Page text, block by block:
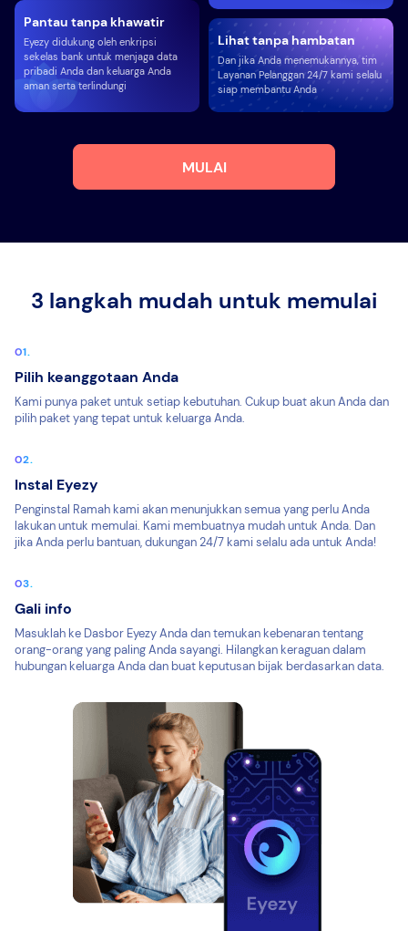
Pantau tanpa khawatir
Eyezy didukung oleh enkripsi
sekelas bank untuk menjaga data
pribadi Anda dan keluarga Anda
aman serta terlindungi
Lihat tanpa hambatan
Dan jika Anda menemukannya, tim
Layanan Pelanggan 24/7 kami selalu
siap membantu Anda
MULAI
3 langkah mudah untuk memulai
Pilih keanggotaan Anda
Kami punya paket untuk setiap kebutuhan. Cukup buat akun Anda dan
pilih paket yang tepat untuk keluarga Anda.
Instal Eyezy
Penginstal Ramah kami akan menunjukkan semua yang perlu Anda
lakukan untuk memulai. Kami membuatnya mudah untuk Anda. Dan
jika Anda perlu bantuan, dukungan 24/7 kami selalu ada untuk Anda!
Gali info
Masuklah ke Dasbor Eyezy Anda dan temukan kebenaran tentang
orang-orang yang paling Anda sayangi. Hilangkan keraguan dalam
hubungan keluarga Anda dan buat keputusan bijak berdasarkan data.